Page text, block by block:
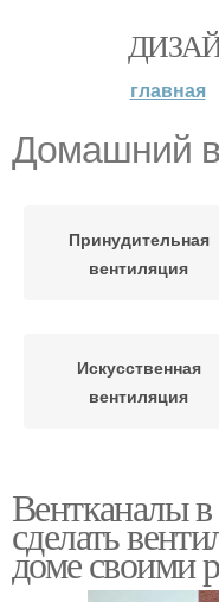
главная
Домашний
Принудительная
вентиляция
Искусственная
вентиляция
Вентиляции в
Вентканалы
сделать
доме своими